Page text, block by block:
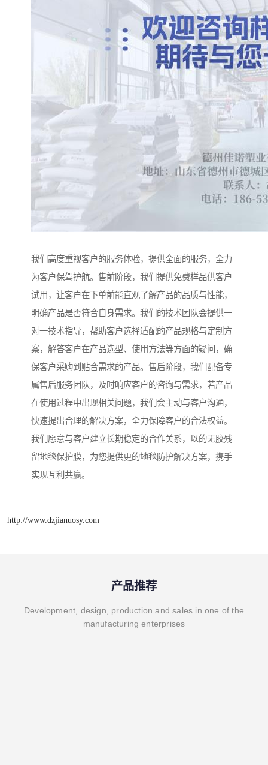
我们高度重视客户的服务体验，提供全面的服务，全力
为客户保驾护航。售前阶段，我们提供免费样品供客户
试用，让客户在下单前能直观了解产品的品质与性能，
明确产品是否符合自身需求。我们的技术团队会提供一
对一技术指导，帮助客户选择适配的产品规格与定制方
案，解答客户在产品选型、使用方法等方面的疑问，确
保客户采购到贴合需求的产品。售后阶段，我们配备专
属售后服务团队，及时响应客户的咨询与需求，若产品
在使用过程中出现相关问题，我们会主动与客户沟通，
快速提出合理的解决方案，全力保障客户的合法权益。
我们愿意与客户建立长期稳定的合作关系，以的无胶残
留地毯保护膜，为您提供更的地毯防护解决方案，携手
实现互利共赢。
http://www.dzjianuosy.com
产品推荐
Development, design, production and sales in one of the
manufacturing enterprises